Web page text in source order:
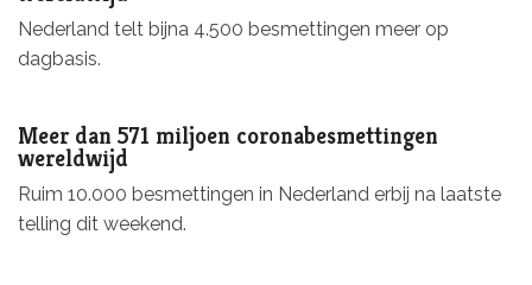
Nederland telt bijna 4.500 besmettingen meer op
dagbasis.
Meer dan 571 miljoen coronabesmettingen
wereldwijd
Ruim 10.000 besmettingen in Nederland erbij na laatste
telling dit weekend.